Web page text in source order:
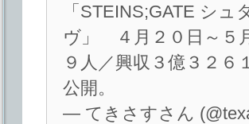
「STEINS;GATE シ
ヴ」 ４月２０日～５
９人／興収３億３２６
公開。
— てきさすさん